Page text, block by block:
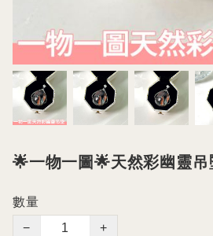
🌟一物一圖🌟天然彩幽靈吊
數量
−
+